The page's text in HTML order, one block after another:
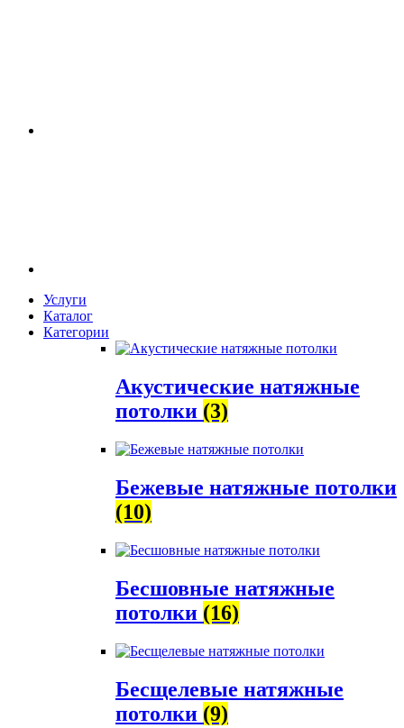
Услуги
Каталог
Категории
Акустические натяжные
потолки (3)
Бежевые натяжные потолки
(10)
Бесшовные натяжные
потолки (16)
Бесщелевые натяжные
потолки (9)